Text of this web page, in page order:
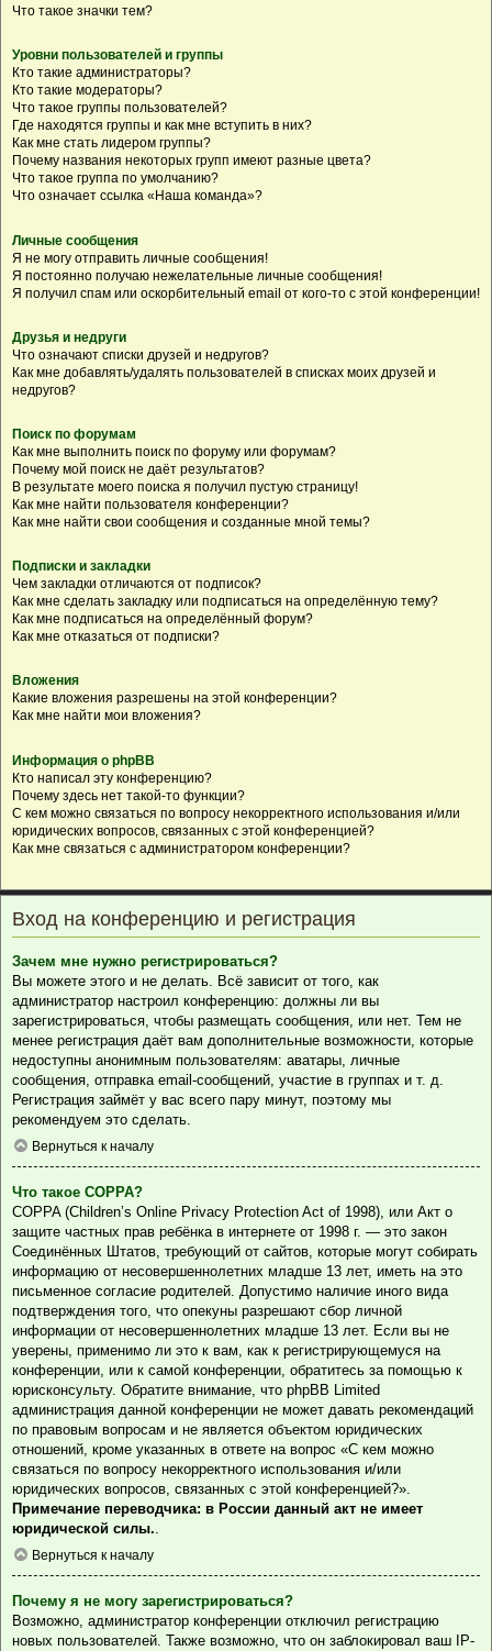
Что такое значки тем?
Уровни пользователей и группы
Кто такие администраторы?
Кто такие модераторы?
Что такое группы пользователей?
Где находятся группы и как мне вступить в них?
Как мне стать лидером группы?
Почему названия некоторых групп имеют разные цвета?
Что такое группа по умолчанию?
Что означает ссылка «Наша команда»?
Личные сообщения
Я не могу отправить личные сообщения!
Я постоянно получаю нежелательные личные сообщения!
Я получил спам или оскорбительный email от кого-то с этой конференции!
Друзья и недруги
Что означают списки друзей и недругов?
Как мне добавлять/удалять пользователей в списках моих друзей и
недругов?
Поиск по форумам
Как мне выполнить поиск по форуму или форумам?
Почему мой поиск не даёт результатов?
В результате моего поиска я получил пустую страницу!
Как мне найти пользователя конференции?
Как мне найти свои сообщения и созданные мной темы?
Подписки и закладки
Чем закладки отличаются от подписок?
Как мне сделать закладку или подписаться на определённую тему?
Как мне подписаться на определённый форум?
Как мне отказаться от подписки?
Вложения
Какие вложения разрешены на этой конференции?
Как мне найти мои вложения?
Информация о phpBB
Кто написал эту конференцию?
Почему здесь нет такой-то функции?
С кем можно связаться по вопросу некорректного использования и/или
юридических вопросов, связанных с этой конференцией?
Как мне связаться с администратором конференции?
Вход на конференцию и регистрация
Зачем мне нужно регистрироваться?
Вы можете этого и не делать. Всё зависит от того, как
администратор настроил конференцию: должны ли вы
зарегистрироваться, чтобы размещать сообщения, или нет. Тем не
менее регистрация даёт вам дополнительные возможности, которые
недоступны анонимным пользователям: аватары, личные
сообщения, отправка email-сообщений, участие в группах и т. д.
Регистрация займёт у вас всего пару минут, поэтому мы
рекомендуем это сделать.
Вернуться к началу
Что такое COPPA?
COPPA (Children’s Online Privacy Protection Act of 1998), или Акт о
защите частных прав ребёнка в интернете от 1998 г. — это закон
Соединённых Штатов, требующий от сайтов, которые могут собирать
информацию от несовершеннолетних младше 13 лет, иметь на это
письменное согласие родителей. Допустимо наличие иного вида
подтверждения того, что опекуны разрешают сбор личной
информации от несовершеннолетних младше 13 лет. Если вы не
уверены, применимо ли это к вам, как к регистрирующемуся на
конференции, или к самой конференции, обратитесь за помощью к
юрисконсульту. Обратите внимание, что phpBB Limited
администрация данной конференции не может давать рекомендаций
по правовым вопросам и не является объектом юридических
отношений, кроме указанных в ответе на вопрос «С кем можно
связаться по вопросу некорректного использования и/или
юридических вопросов, связанных с этой конференцией?».
Примечание переводчика: в России данный акт не имеет
юридической силы..
Вернуться к началу
Почему я не могу зарегистрироваться?
Возможно, администратор конференции отключил регистрацию
новых пользователей. Также возможно, что он заблокировал ваш IP-